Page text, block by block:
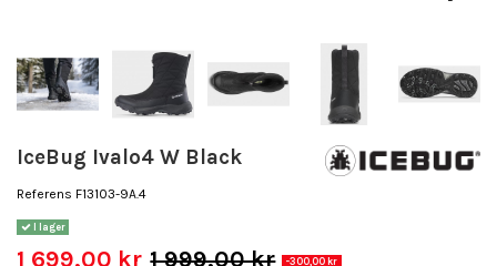
IceBug Ivalo4 W Black
Referens F13103-9A.4
I lager
1 699,00 kr 1 999,00 kr -300,00 kr